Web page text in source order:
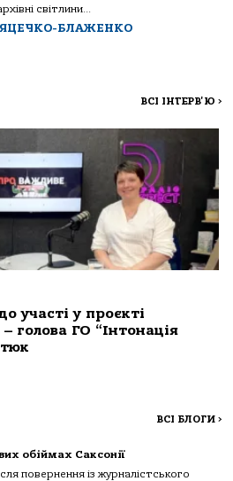
світлини...
ЯЦЕЧКО-БЛАЖЕНКО
ВСІ ІНТЕРВ'Ю >
участі у проєкті
голова ГО “Інтонація
ВСІ БЛОГИ >
обіймах Саксонії
повернення із журналістського